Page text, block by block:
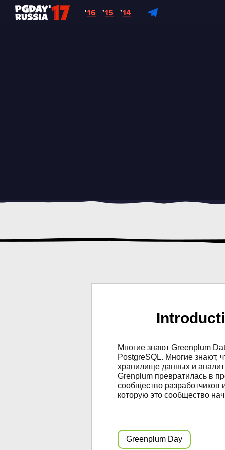
'16 '15 '14
Многие знают Greenplum
PostgreSQL. Многие знают,
хранилище данных и
Grenplum превратилась в
сообщество разработчиков
которую это сообщество
Greenplum Day